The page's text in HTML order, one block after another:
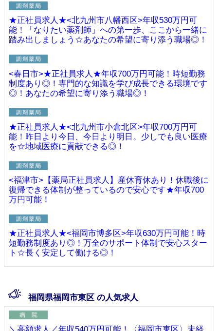
★正社員求人★<北九州市八幡西区>年収530万円可
能！「なりたい薬剤師」への第一歩、ここから一緒に
踏み出しましょう☆あなたの希望に寄り添う職場◎！
<春日市>★正社員求人★年収700万円可能！時短勤務
制度あり◎！専門的な知識を学び成長できる環境です
◎！あなたの希望に寄り添う職場◎！
★正社員求人★<北九州市小倉北区>年収700万円可
能！昨日より今日、今日より明日。少しでも良い医療
を☆地域医療に貢献できる◎！
<福津市>【薬局正社員求人】産休育休あり！休職後に
復帰できる体制が整っているので安心です★年収700
万円可能！
★正社員求人★<福岡市博多区>年収630万円可能！時
短勤務制度あり◎！万全のサポート体制で安心スター
ト☆長く安定して働ける◎！
福岡県福岡市東区 の人気求人